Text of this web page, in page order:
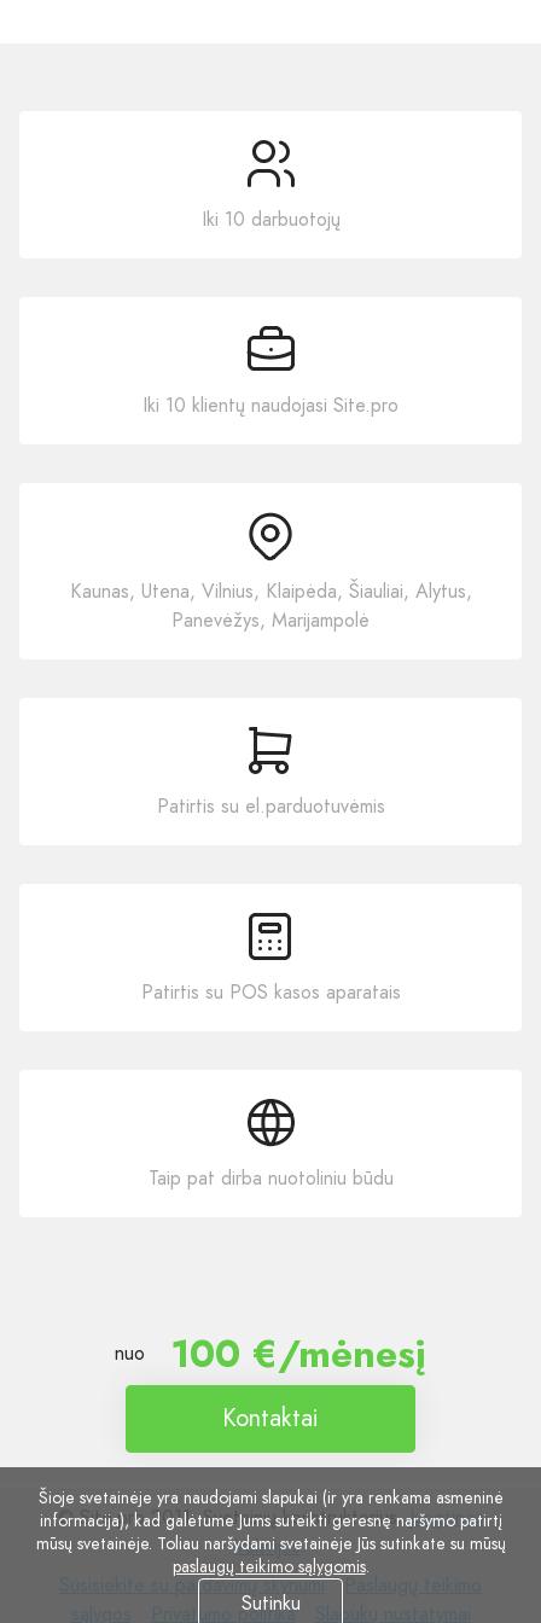
Iki 10 darbuotojų
Iki 10 klientų naudojasi Site.pro
Kaunas, Utena, Vilnius, Klaipėda, Šiauliai, Alytus,
Panevėžys, Marijampolė
Patirtis su el.parduotuvėmis
Patirtis su POS kasos aparatais
Taip pat dirba nuotoliniu būdu
nuo 100 €/mėnesį
Kontaktai
© Site.pro 2011. Svetainių konstruktorius.Jungtinės
Valstijos.
Susisiekite su pardavimų skyriumi
Paslaugų
Paslaugų teikimo
Privatumo politika
Šioje svetainėje yra naudojami slapukai (ir yra renkama asmeninė
informacija), kad galėtume Jums suteikti geresnę naršymo patirtį
mūsų svetainėje. Toliau naršydami svetainėje Jūs sutinkate su mūsų
paslaugų teikimo sąlygomis.
Sutinku